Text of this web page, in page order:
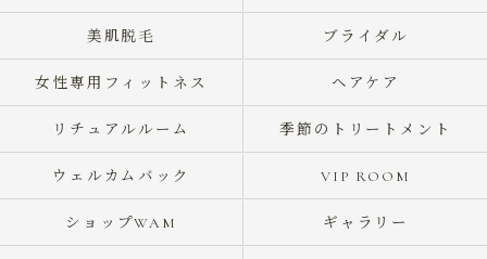
美肌脱毛 ブライダル
女性専用フィットネス ヘアケア
リチュアルルーム 季節のトリートメント
ウェルカムバック VIP ROOM
ショップWAM ギャラリー